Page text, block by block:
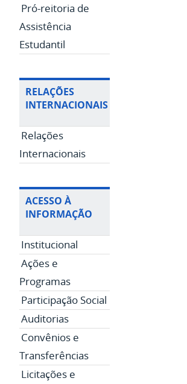
Pró-reitoria de
Assistência
Estudantil
RELAÇÕES
INTERNACIONAIS
Relações
Internacionais
ACESSO À
INFORMAÇÃO
Institucional
Ações e
Programas
Participação Social
Auditorias
Convênios e
Transferências
Licitações e